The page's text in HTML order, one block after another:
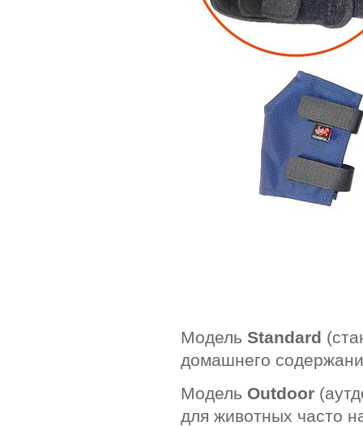
Модель Standard
домашнего
Модель Оutdoor
для животных часто